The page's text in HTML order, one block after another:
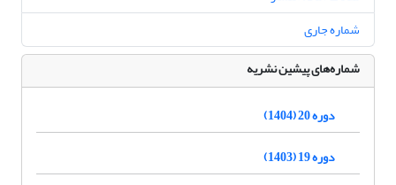
شماره جاری
شماره‌های پیشین نشریه
دوره 20 (1404)
دوره 19 (1403)